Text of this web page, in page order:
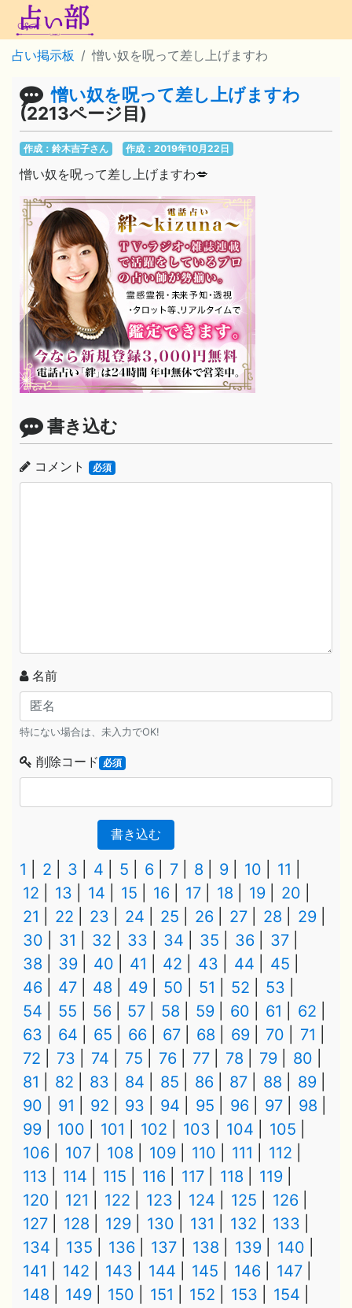
占い掲示板 憎い奴を呪って差し上げますわ
憎い奴を呪って差し上げますわ
(2213ページ目)
作成：鈴木吉子さん 作成：2019年10月22日
憎い奴を呪って差し上げますわ💋
書き込む
コメント 必須
名前
特にない場合は、未入力でOK!
削除コード 必須
書き込む
1 2 3 4 5 6 7 8 9 10
11
12
13 14 15 16 17 18 19
20
21
22 23 24 25 26 27 28
29
30
31 32 33 34 35 36
37
38
39 40 41 42 43 44
45
46
47 48 49 50 51 52
53
54
55 56 57 58 59 60 61
62
63
64 65 66 67 68 69 70
71
72
73 74 75 76 77 78 79
80
81
82 83 84 85 86 87 88
89
90
91 92 93 94 95 96 97
98
99
100 101 102 103 104
105
106
107 108 109 110 111
112
113
114 115 116 117 118
119
120
121 122 123 124 125
126
127
128 129 130 131 132
133
134
135 136 137 138 139
140
141
142 143 144 145 146
147
148
149 150 151 152 153
154